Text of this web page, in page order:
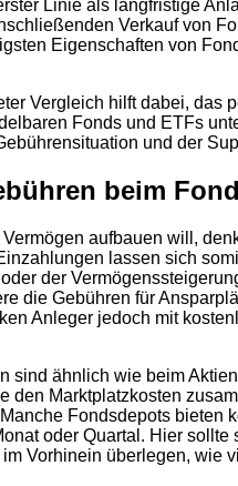
Linie als langfristige
Verkauf von
Eigenschaften von
Vergleich hilft dabei, das
Fonds und ETFs
und der
beim
aufbauen will,
lassen sich
der
die Gebühren für
Anleger jedoch mit
sind ähnlich wie beim
den Marktplatzkosten
Fondsdepots bieten
oder Quartal. Hier
Vorhinein überlegen, wie